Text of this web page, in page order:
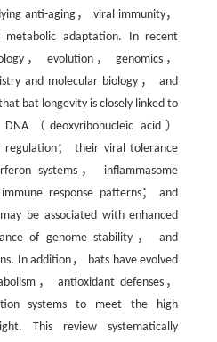
anti-aging， viral immunity，
adaptation. In recent
， evolution， genomics，
and molecular biology， and
bat longevity is closely linked to
（deoxyribonucleic acid）
； their viral tolerance
systems， inflammasome
response patterns； and
be associated with enhanced
of genome stability， and
In addition， bats have evolved
， antioxidant defenses，
systems to meet the high
This review systematically